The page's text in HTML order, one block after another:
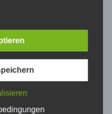
einer betroffenen
mit der
uns geltenden
über Art, Umfang
genutzten und
betroffene Personen
über die ihnen